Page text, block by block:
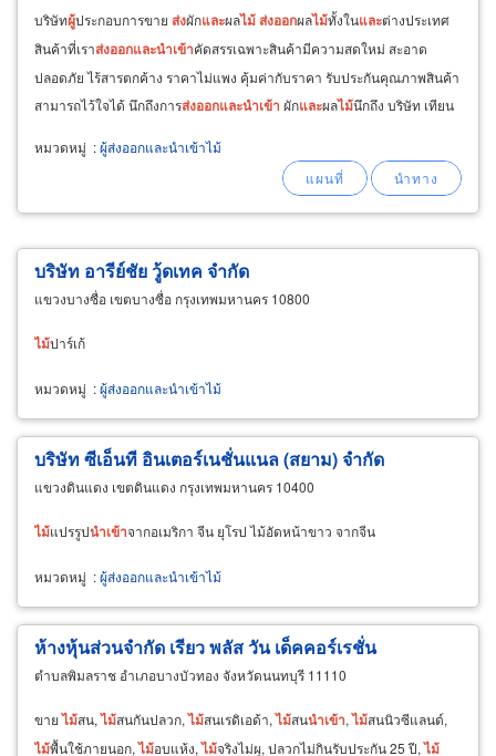
บริษัทผู้ประกอบการขาย ส่งผักและผลไม้ ส่งออกผลไม้ทั้งในและต่างประเทศ
สินค้าที่เราส่งออกและนำเข้าคัดสรรเฉพาะสินค้ามีความสดใหม่ สะอาด
ปลอดภัย ไร้สารตกค้าง ราคาไม่แพง คุ้มค่ากับราคา รับประกันคุณภาพสินค้า
สามารถไว้ใจได้ นึกถึงการส่งออกและนำเข้า ผักและผลไม้นึกถึง บริษัท เทียน
หมวดหมู่ :ผู้ส่งออกและนำเข้าไม้
บริษัท อารีย์ชัย วู้ดเทค จำกัด
แขวงบางซื่อ เขตบางซื่อ กรุงเทพมหานคร 10800
ไม้ปาร์เก้
หมวดหมู่ :ผู้ส่งออกและนำเข้าไม้
บริษัท ซีเอ็นที อินเตอร์เนชั่นแนล (สยาม) จำกัด
แขวงดินแดง เขตดินแดง กรุงเทพมหานคร 10400
ไม้แปรรูปนำเข้าจากอเมริกา จีน ยุโรป ไม้อัดหน้าขาว จากจีน
หมวดหมู่ :ผู้ส่งออกและนำเข้าไม้
ห้างหุ้นส่วนจำกัด เรียว พลัส วัน เด็คคอร์เรชั่น
ตำบลพิมลราช อำเภอบางบัวทอง จังหวัดนนทบุรี 11110
ขายไม้สน,ไม้สนกันปลวก,ไม้สนเรดิเอด้า,ไม้สนนำเข้า,ไม้สนนิวซีแลนด์,
ไม้พื้นใช้ภายนอก,ไม้อบแห้ง,ไม้จริงไม่ผุ, ปลวกไม่กินรับประกัน 25 ปี,ไม้